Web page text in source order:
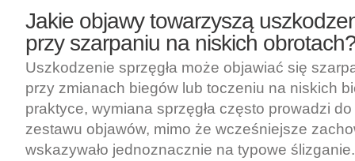
Jakie objawy towarzyszą
przy szarpaniu na niskich
Uszkodzenie sprzęgła może objawiać się
przy zmianach biegów lub toczeniu na niskich
praktyce, wymiana sprzęgła często prowadzi
zestawu objawów, mimo że wcześniejsze
wskazywało jednoznacznie na typowe